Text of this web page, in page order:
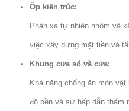
Ốp kiến ​​trúc:
Phản xạ tự nhiên nhôm và
việc xây dựng mặt tiền và
Khung cửa sổ và cửa:
Khả năng chống ăn mòn
độ bền và sự hấp dẫn thẩm